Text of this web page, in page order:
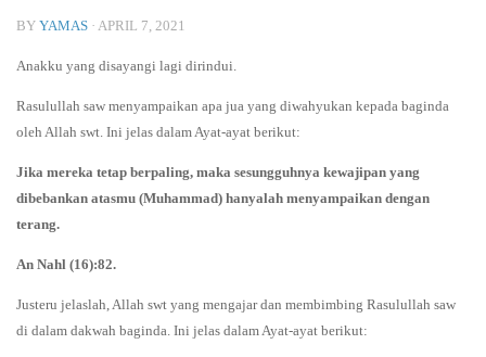
BY YAMAS · APRIL 7, 2021
Anakku yang disayangi lagi dirindui.
Rasulullah saw menyampaikan apa jua yang diwahyukan kepada baginda
oleh Allah swt. Ini jelas dalam Ayat-ayat berikut:
Jika mereka tetap berpaling, maka sesungguhnya kewajipan yang
dibebankan atasmu (Muhammad) hanyalah menyampaikan dengan
terang.
An Nahl (16):82.
Justeru jelaslah, Allah swt yang mengajar dan membimbing Rasulullah saw
di dalam dakwah baginda. Ini jelas dalam Ayat-ayat berikut: